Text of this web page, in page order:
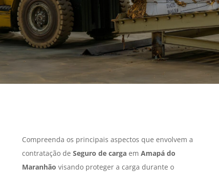
Compreenda os principais aspectos que envolvem a
contratação de Seguro de cargaem Amapá do
Maranhão visando proteger a carga durante o